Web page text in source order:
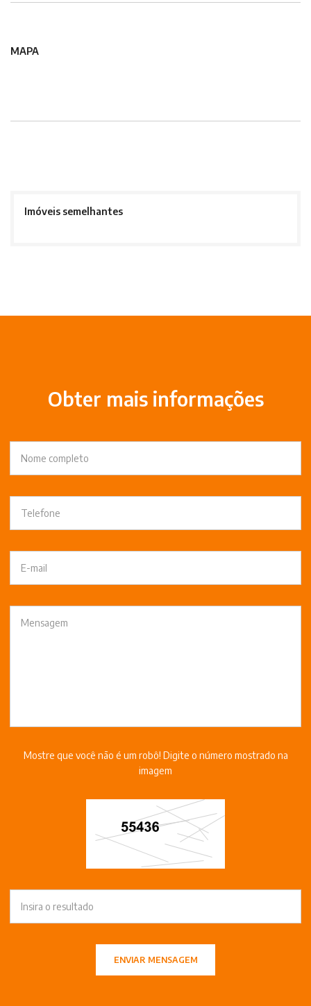
MAPA
Imóveis semelhantes
Obter mais informações
Mostre que você não é um robô! Digite o número mostrado na
imagem
ENVIAR MENSAGEM